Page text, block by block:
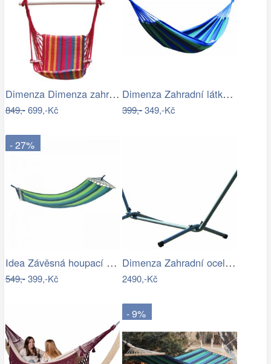
Dimenza Dimenza zahradní látková…
849,-699,-Kč
Dimenza Zahradní látková houpací síť -…
399,-349,-Kč
- 27%
Idea Závěsná houpací síť zelená/modrá
549,-399,-Kč
Dimenza Zahradní ocelový stojan na…
2490,-Kč
- 9%